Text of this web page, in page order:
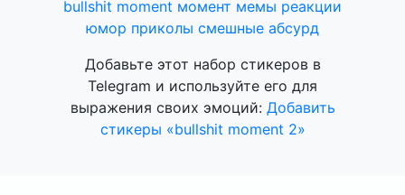
bullshit moment момент мемы реакции
юмор приколы смешные абсурд
Добавьте этот набор стикеров в
Telegram и используйте его для
выражения своих эмоций: Добавить
стикеры «bullshit moment 2»